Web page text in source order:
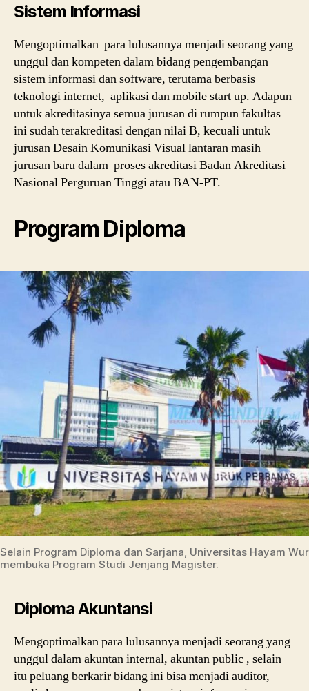
Sistem Informasi
Mengoptimalkan para lulusannya menjadi seorang yang
unggul dan kompeten dalam bidang pengembangan
sistem informasi dan software, terutama berbasis
teknologi internet, aplikasi dan mobile start up. Adapun
untuk akreditasinya semua jurusan di rumpun fakultas
ini sudah terakreditasi dengan nilai B, kecuali untuk
jurusan Desain Komunikasi Visual lantaran masih
jurusan baru dalam proses akreditasi Badan Akreditasi
Nasional Perguruan Tinggi atau BAN-PT.
Program Diploma
Selain Program Diploma dan Sarjana, Universitas Hayam
membuka Program Studi Jenjang Magister.
Diploma Akuntansi
Mengoptimalkan para lulusannya menjadi seorang yang
unggul dalam akuntan internal, akuntan public , selain
itu peluang berkarir bidang ini bisa menjadi auditor,